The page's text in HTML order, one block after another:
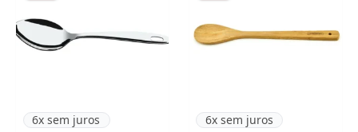
6x sem juros 6x sem juros